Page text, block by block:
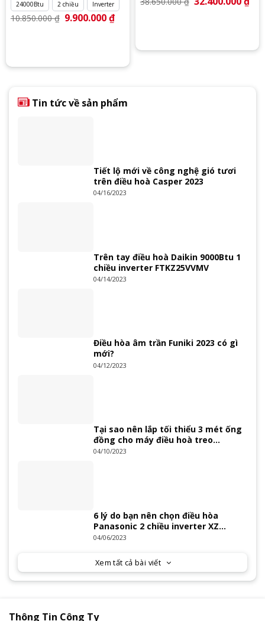
24000Btu 2 chiều Inverter
10.850.000₫ Giá
gốc
9.900.000₫Giá
9.900.000 ₫.
gốc
Tin tức về sản phẩm
Tiết lộ mới về công nghệ gió tươi
trên điều hoà Casper 2023
04/16/2023
Trên tay điều hoà Daikin 9000Btu 1
chiều inverter FTKZ25VVMV
04/14/2023
Điều hòa âm trần Funiki 2023 có gì
mới?
04/12/2023
Tại sao nên lắp tối thiểu 3 mét ống
đồng cho máy điều hoà treo
tường?
04/10/2023
6 lý do bạn nên chọn điều hòa
Panasonic 2 chiều inverter XZ
Series 2023
04/06/2023
Xem tất cả bài viết
Thông Tin Công Ty